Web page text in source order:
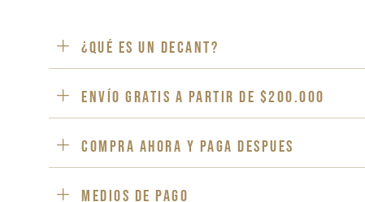
¿Qué es un decant?
ENVÍO GRATIS a partir de $200.000
Compra ahora y paga despues
Medios de pago